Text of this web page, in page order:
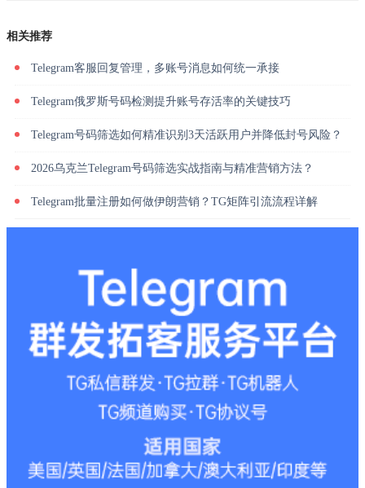
相关推荐
Telegram客服回复管理，多账号消息如何统一承接
Telegram俄罗斯号码检测提升账号存活率的关键技巧
Telegram号码筛选如何精准识别3天活跃用户并降低封号风险？
2026乌克兰Telegram号码筛选实战指南与精准营销方法？
Telegram批量注册如何做伊朗营销？TG矩阵引流流程详解